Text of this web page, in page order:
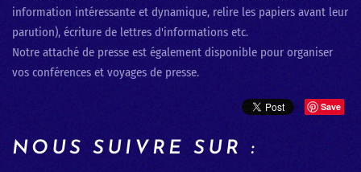
information intéressante et dynamique, relire les papiers avant leur
parution), écriture de lettres d'informations etc.
Notre attaché de presse est également disponible pour organiser
vos conférences et voyages de presse.
Save
NOUS SUIVRE SUR :